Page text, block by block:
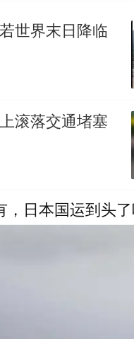
世界末日降临
滚落交通堵塞
，日本国运到头